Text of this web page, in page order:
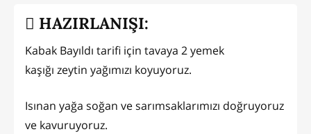
HAZIRLANIŞI:
Kabak Bayıldı tarifi için tavaya 2 yemek
kaşığı zeytin yağımızı koyuyoruz.
Isınan yağa soğan ve sarımsaklarımızı doğruyoruz
ve kavuruyoruz.